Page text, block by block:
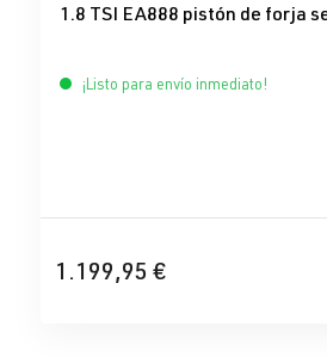
1.8 TSI EA888 pistón de forja
¡Listo para envío inmediato!
1.199,95 €